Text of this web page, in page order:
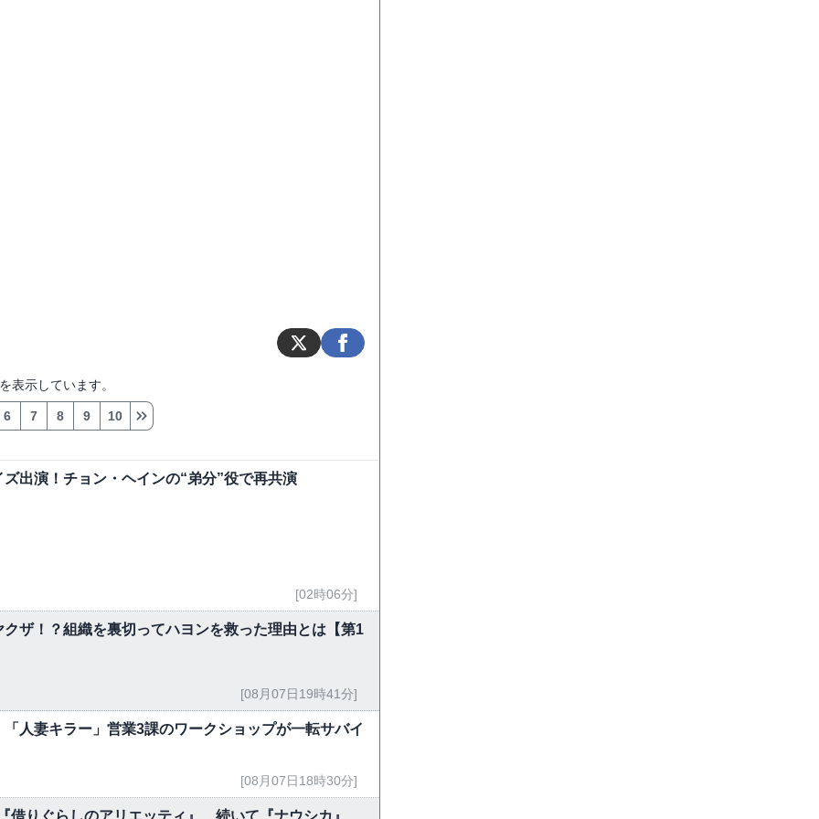
表示しています。
6 7 8 9 10
出演！チョン・ヘインの“弟分”役で再共演
[02時06分]
ザ！？組織を裏切ってハヨンを救った理由とは【第1
[08月07日19時41分]
人妻キラー」営業3課のワークショップが一転サバイ
[08月07日18時30分]
りぐらしのアリエッティ』、続いて『ナウシカ』